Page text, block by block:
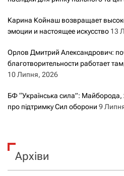
Карина Койнаш возвращает
эмоции и настоящее искусство 13
Орлов Дмитрий Александрович:
благотворительности работает
10 Липня, 2026
БФ “Українська сила”: Майборода,
про підтримку Сил оборони 9
Архіви